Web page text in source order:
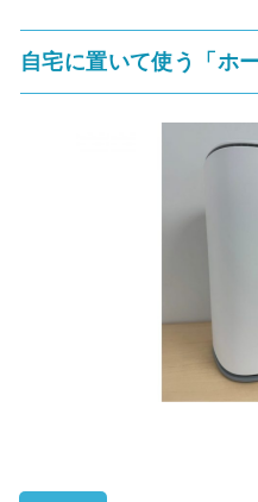
自宅に置いて使う「ホ